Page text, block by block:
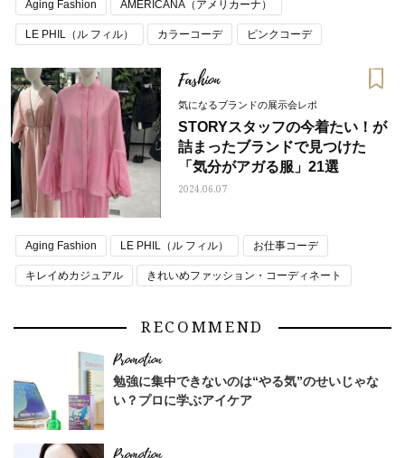
Aging Fashion AMERICANA（アメリカーナ）
LE PHIL（ル フィル） カラーコーデ ピンクコーデ
秋コーデ トレンド 野呂佳代
Fashion
気になるブランドの展示会レポ
STORYスタッフの今着たい！が
詰まったブランドで見つけた
「気分がアガる服」21選
2024.06.07
Aging Fashion LE PHIL（ル フィル） お仕事コーデ
キレイめカジュアル きれいめファッション・コーディネート
RECOMMEND
勉強に集中できないのは“やる気”のせいじゃな
い？プロに学ぶアイケア